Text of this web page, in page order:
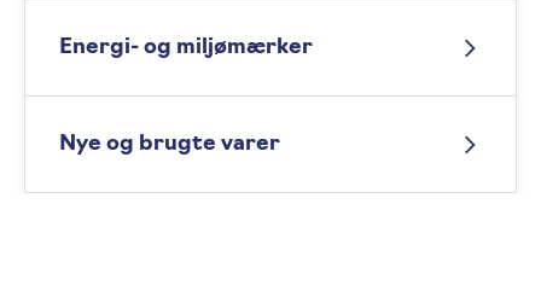
Energi- og miljømærker
Nye og brugte varer